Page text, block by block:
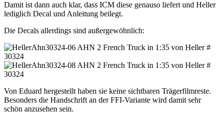
Damit ist dann auch klar, dass ICM diese genauso liefert und Heller
lediglich Decal und Anleitung beilegt.
Die Decals allerdings sind außergewöhnlich:
Von Eduard hergestellt haben sie keine sichtbaren Trägerfilmreste.
Besonders die Handschrift an der FFI-Variante wird damit sehr
schön anzusehen sein.